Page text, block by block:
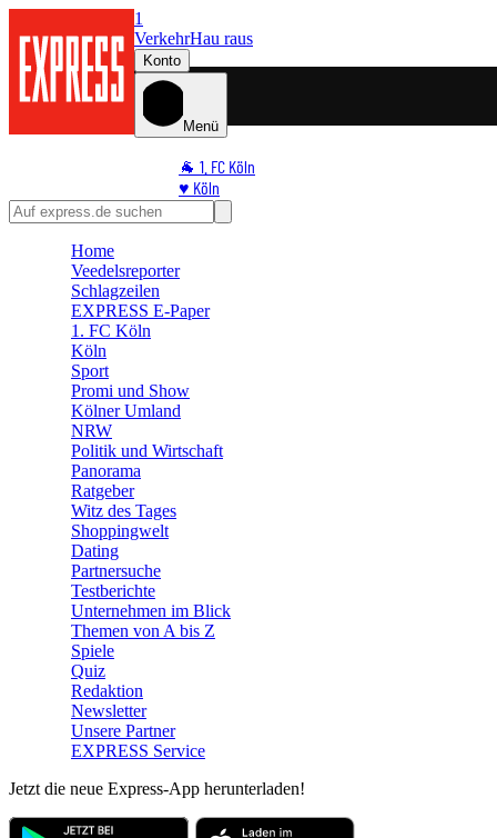
1
VerkehrHau raus
Konto
Menü
🐐 1. FC Köln
♥️ Köln
⭐ Promi
🛒 Shoppingwelt
Home
Veedelsreporter
Schlagzeilen
EXPRESS E-Paper
1. FC Köln
Köln
Sport
Promi und Show
Kölner Umland
NRW
Politik und Wirtschaft
Panorama
Ratgeber
Witz des Tages
Shoppingwelt
Dating
Partnersuche
Testberichte
Unternehmen im Blick
Themen von A bis Z
Spiele
Quiz
Redaktion
Newsletter
Unsere Partner
EXPRESS Service
Jetzt die neue Express-App herunterladen!